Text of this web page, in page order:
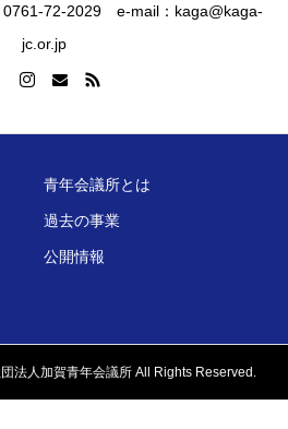
72-2029 e-mail：kaga@kaga-
jc.or.jp
青年会議所とは
過去の事業
公開情報
法人加賀青年会議所 All Rights Reserved.